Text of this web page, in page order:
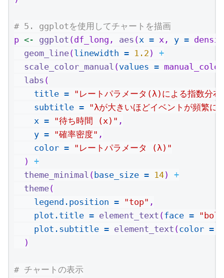
# 5. ggplotを使用してチャートを描画
p <- ggplot (df_long, aes (x = x, y =
geom_line(linewidth = 1.2 ) +
scale_color_manual (values =
labs (
title = "レートパラメータ(λ)による指数分
subtitle = "λが大きいほどイベントが頻繁に
x = "待ち時間 (x)" ,
y = "確率密度" ,
color = "レートパラメータ (λ)"
  )
+
theme_minimal (base_size = 14) +
theme(
legend.position = "top" ,
plot.title = element_text (face =
plot.subtitle = element_text (color =
  )
# チャートの表示